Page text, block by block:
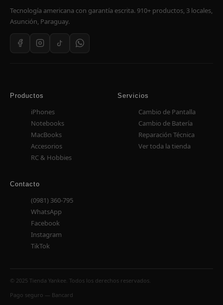
Tecnología americana con garantía escrita. 910+ productos, 3 locales,
Asunción, Paraguay.
Productos
iPhones
Notebooks
MacBooks
Accesorios
RC & Hobbies
Servicios
Cambio de Pantalla
Cambio de Batería
Reparación Técnica
Ver toda la tienda
Contacto
(0981) 360-795
WhatsApp
Facebook
Instagram
TikTok
© 2025 Tienda Yankee. Todos los derechos reservados.
Pago seguro — Bancard